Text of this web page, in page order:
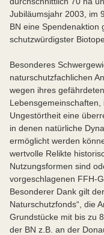
Jubiläumsjahr 2003, im
BN eine Spendenaktion
schutzwürdigster
Besonderes
naturschutzfachlichen
wegen ihres
Ungestörtheit eine
in denen natürliche
ermöglicht werden
wertvolle Relikte
Nutzungsformen sind
vorgeschlagenen FFH-
Besonderer Dank gilt
Naturschutzfonds“, die
Grundstücke mit bis zu
der BN z.B. an der